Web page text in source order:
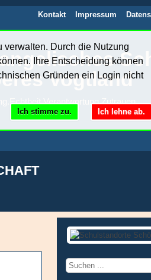
Vogtland
Kontakt Impressum
Suchen
verwalten. Durch die Nutzung
Ihre Entscheidung können
Gründen ein Login nicht
Ich lehne ab.
Ich stimme zu.